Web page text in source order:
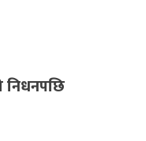
निधनपछि